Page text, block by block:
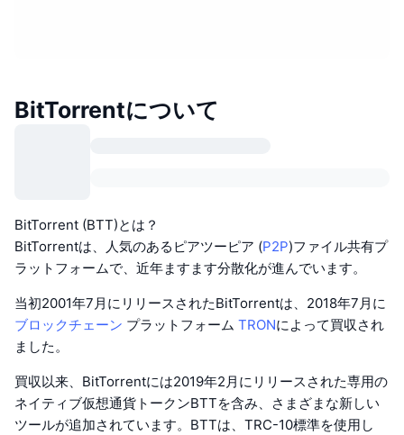
BitTorrentについて
BitTorrent (BTT)とは？
BitTorrentは、人気のあるピアツーピア (P2P)ファイル共有プ
ラットフォームで、近年ますます分散化が進んでいます。
当初2001年7月にリリースされたBitTorrentは、2018年7月に
ブロックチェーン プラットフォーム TRONによって買収され
ました。
買収以来、BitTorrentには2019年2月にリリースされた専用の
ネイティブ仮想通貨トークンBTTを含み、さまざまな新しい
ツールが追加されています。BTTは、TRC-10標準を使用し